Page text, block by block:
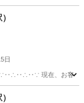
フ
日
現在、お客様から多